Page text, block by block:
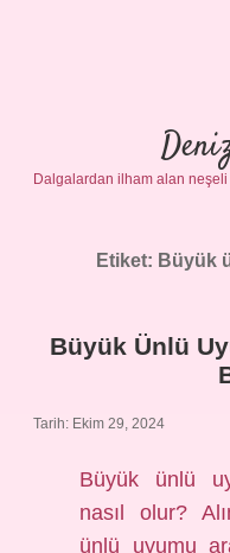
Dalgalardan ilham alan
Etiket: Büyük
Büyük Ünlü
Tarih: Ekim 29, 2024
Büyük ünlü
nasıl olur?
ünlü uyumu